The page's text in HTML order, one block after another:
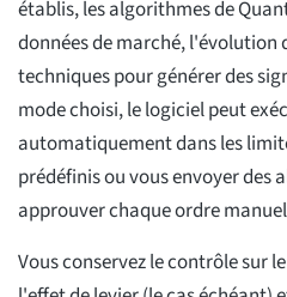
établis, les algorithmes de
données de marché, l'évolution
techniques pour générer des
mode choisi, le logiciel peut
automatiquement dans les
prédéfinis ou vous envoyer des
approuver chaque ordre
Vous conservez le contrôle sur